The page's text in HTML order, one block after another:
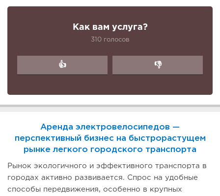
Как вам услуга?
310 голосов
👍 👎
Аренда электровелосипедов —
перспективный бизнес на быстрорастущем
рынке легкого городского транспорта
Рынок экологичного и эффективного транспорта в
городах активно развивается. Спрос на удобные
способы передвижения, особенно в крупных